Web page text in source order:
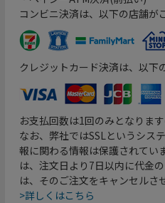
コンビニ決済は、以下の店舗が
クレジットカード決済は、以下
お支払回数は1回のみとなりま
なお、弊社ではSSLというシス
報に関わる情報は保護されてい
は、注文日より7日以内に代金
は、そのご注文をキャンセルさ
>詳しくはこちら